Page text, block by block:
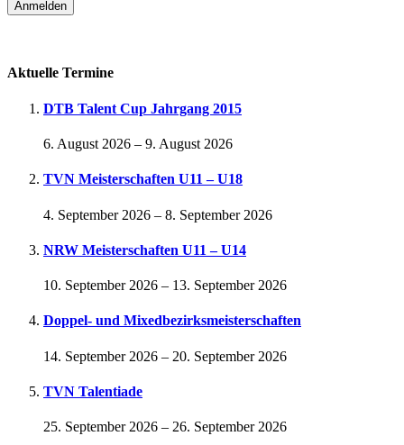
Aktuelle Termine
DTB Talent Cup Jahrgang 2015
6. August 2026 – 9. August 2026
TVN Meisterschaften U11 – U18
4. September 2026 – 8. September 2026
NRW Meisterschaften U11 – U14
10. September 2026 – 13. September 2026
Doppel- und Mixedbezirksmeisterschaften
14. September 2026 – 20. September 2026
TVN Talentiade
25. September 2026 – 26. September 2026